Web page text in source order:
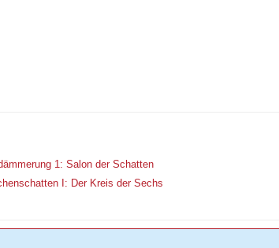
1: Salon der Schatten
I: Der Kreis der Sechs